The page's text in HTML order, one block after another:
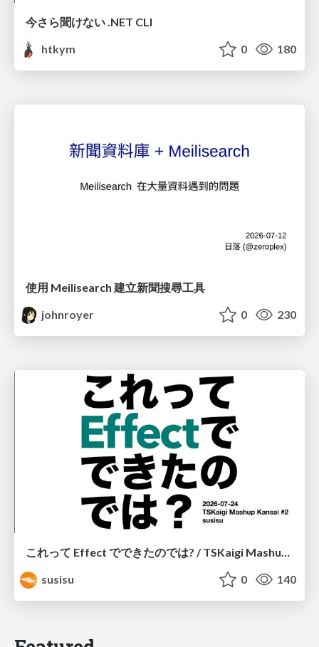
今さら聞けない .NET CLI
htkym
0 180
使用 Meilisearch 建立新聞搜尋工具
johnroyer
0 230
これって Effect でできたのでは? / TSKaigi Mashup Kansai #2
susisu
0 140